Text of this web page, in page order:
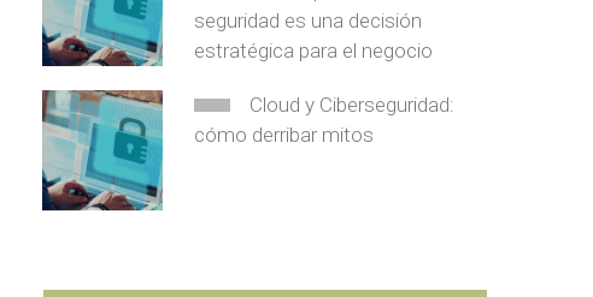
seguridad es una decisión
estratégica para el negocio
Cloud y Ciberseguridad:
cómo derribar mitos